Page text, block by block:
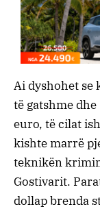
Ai dyshohet se
të gatshme
euro, të cilat
kishte marrë
teknikën
Gostivarit.
dollap brenda